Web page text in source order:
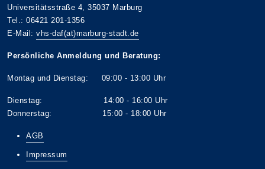
Universitätsstraße 4, 35037 Marburg
Tel.: 06421 201-1356
E-Mail: vhs-daf(at)marburg-stadt.de
Persönliche Anmeldung und Beratung:
Montag und Dienstag: 09:00 - 13:00 Uhr
Dienstag: 14:00 - 16:00 Uhr
Donnerstag: 15:00 - 18:00 Uhr
AGB
Impressum